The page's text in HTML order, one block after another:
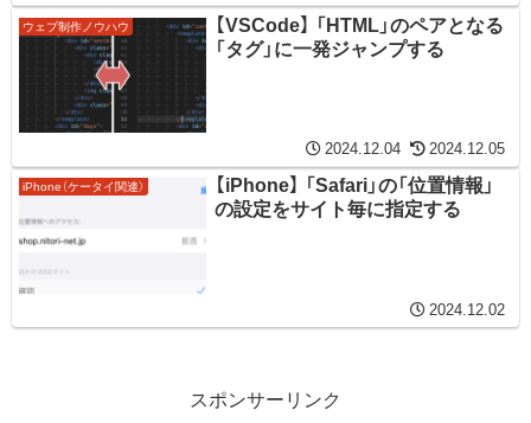
ウェブ制作ノウハウ
【VSCode】 「HTML」のペアとなる
「タグ」に一発ジャンプする
2024.12.04 2024.12.05
iPhone（ケータイ関連）
【iPhone】 「Safari」の「位置情報」
の設定をサイト毎に指定する
2024.12.02
スポンサーリンク